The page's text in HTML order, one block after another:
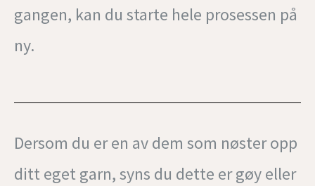
gangen, kan du starte hele prosessen på
ny.
Dersom du er en av dem som nøster opp
ditt eget garn, syns du dette er gøy eller